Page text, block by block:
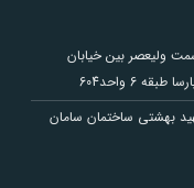
ولیعصر بین خیابان
6 واحد604
بهشتی ساختمان سامان